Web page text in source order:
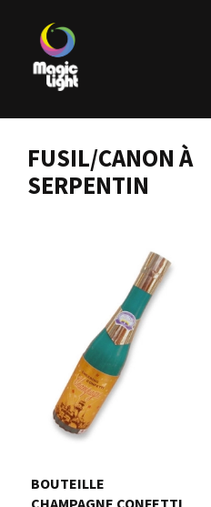
Les plus populaires
Liquidations
FAQ
Nous joindre
Me connecter
FUSIL/CANON À
SERPENTIN
BOUTEILLE